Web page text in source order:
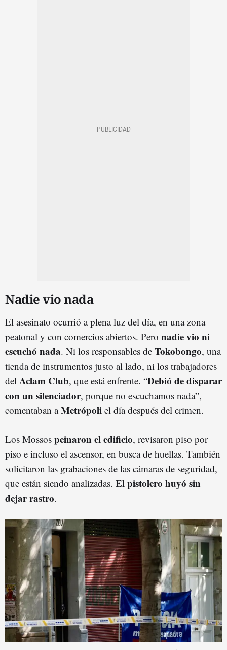
Nadie vio nada
El asesinato ocurrió a plena luz del día, en una zona
peatonal y con comercios abiertos. Pero nadie vio ni
escuchó nada. Ni los responsables de Tokobongo, una
tienda de instrumentos justo al lado, ni los trabajadores
del Aclam Club, que está enfrente. “Debió de disparar
con un silenciador, porque no escuchamos nada”,
comentaban aMetrópoli el día después del crimen.
Los Mossos peinaron el edificio, revisaron piso por
piso e incluso el ascensor, en busca de huellas. También
solicitaron las grabaciones de las cámaras de seguridad,
que están siendo analizadas. El pistolero huyó sin
dejar rastro.